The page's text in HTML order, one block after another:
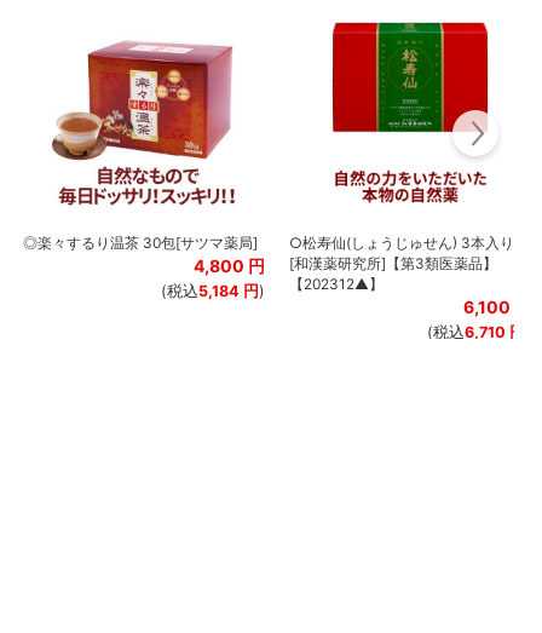
◎楽々するり温茶 30包[サツマ薬局]
4,800 円
(税込5,184 円)
○松寿仙(しょうじゅせん) 3本入り
[和漢薬研究所]【第3類医薬品】
【202312▲】
6,100
(税込6,710 円